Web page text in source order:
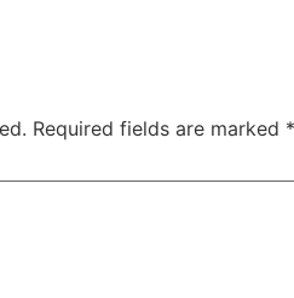
Required fields are marked *